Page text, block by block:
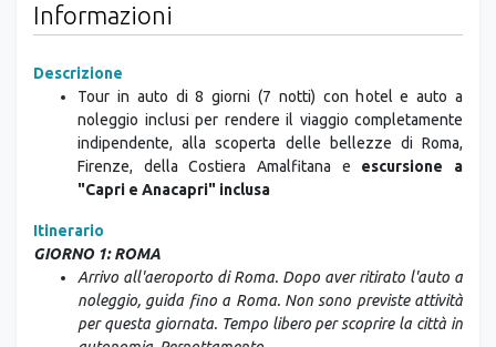
Informazioni
Descrizione
Tour in auto di 8 giorni (7 notti) con hotel e auto a
noleggio inclusi per rendere il viaggio completamente
indipendente, alla scoperta delle bellezze di Roma,
Firenze, della Costiera Amalfitana e escursione a
"Capri e Anacapri" inclusa
Itinerario
GIORNO 1: ROMA
Arrivo all'aeroporto di Roma. Dopo aver ritirato l'auto a
noleggio, guida fino a Roma. Non sono previste attività
per questa giornata. Tempo libero per scoprire la città in